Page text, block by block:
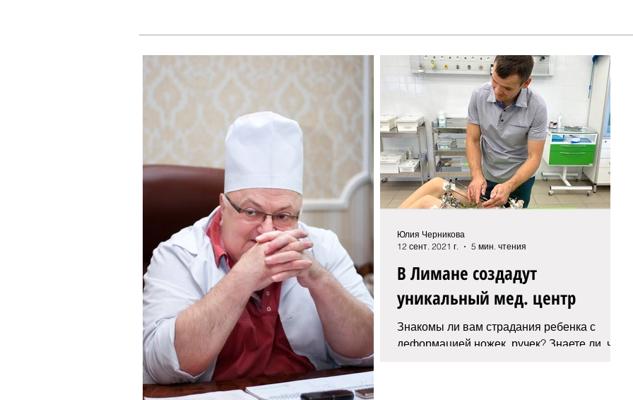
В Лимане создадут
уникальный мед. центр
Знакомы ли вам страдания ребенка с
деформацией ножек, ручек? Знаете ли, чем
Юлия Черникова
12 сент. 2021 г.
5 мин. чтения